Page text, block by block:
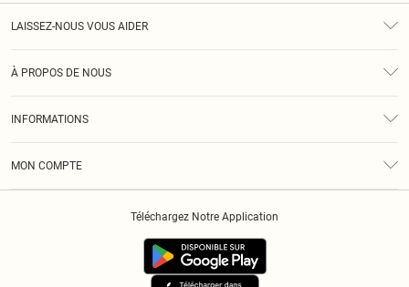
LAISSEZ-NOUS VOUS AIDER
À PROPOS DE NOUS
INFORMATIONS
MON COMPTE
Téléchargez Notre Application